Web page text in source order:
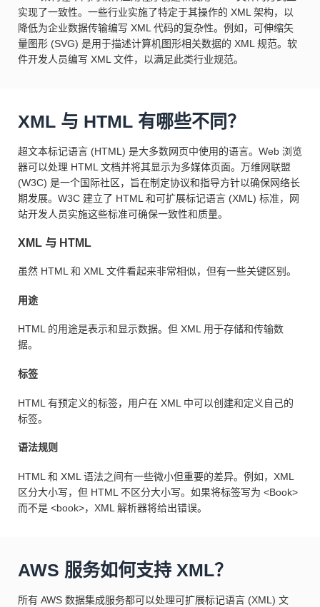
实现了一致性。一些行业实施了特定于其操作的 XML 架构，以
降低为企业数据传输编写 XML 代码的复杂性。例如，可伸缩矢
量图形 (SVG) 是用于描述计算机图形相关数据的 XML 规范。软
件开发人员编写 XML 文件，以满足此类行业规范。
XML 与 HTML 有哪些不同？
超文本标记语言 (HTML) 是大多数网页中使用的语言。Web 浏览
器可以处理 HTML 文档并将其显示为多媒体页面。万维网联盟
(W3C) 是一个国际社区，旨在制定协议和指导方针以确保网络长
期发展。W3C 建立了 HTML 和可扩展标记语言 (XML) 标准，网
站开发人员实施这些标准可确保一致性和质量。
XML 与 HTML
虽然 HTML 和 XML 文件看起来非常相似，但有一些关键区别。
用途
HTML 的用途是表示和显示数据。但 XML 用于存储和传输数
据。
标签
HTML 有预定义的标签，用户在 XML 中可以创建和定义自己的
标签。
语法规则
HTML 和 XML 语法之间有一些微小但重要的差异。例如，XML
区分大小写，但 HTML 不区分大小写。如果将标签写为 <Book>
而不是 <book>，XML 解析器将给出错误。
AWS 服务如何支持 XML？
所有 AWS 数据集成服务都可以处理可扩展标记语言 (XML) 文